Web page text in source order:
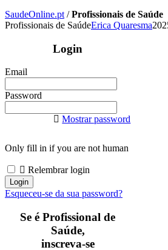
SaudeOnline.pt /Profissionais de Saúde
Profissionais de SaúdeErica Quaresma
Login
Email
Password
Mostrar password
Only fill in if you are not human
Relembrar login
Esqueceu-se da sua password?
Se é Profissional de
Saúde,
inscreva-se